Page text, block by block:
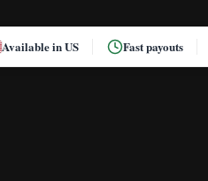
Available in US Fast payouts